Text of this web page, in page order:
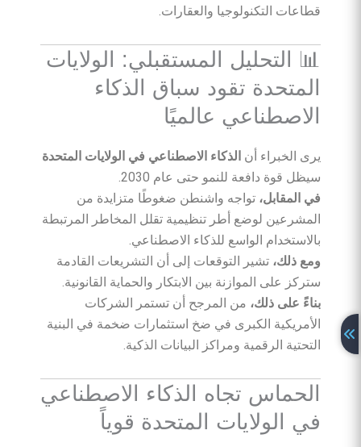
قطاعات التكنولوجيا والعقارات.
📊 التحليل المستقبلي: الولايات
المتحدة تقود سباق الذكاء
الاصطناعي عالميًا
يرى الخبراء أن الذكاء الاصطناعي في الولايات المتحدة
سيظل قوة دافعة للنمو حتى عام 2030.
في المقابل، تواجه واشنطن ضغوطًا متزايدة من
المشرعين لوضع أطر تنظيمية تقلل المخاطر المرتبطة
بالاستخدام الواسع للذكاء الاصطناعي.
ومع ذلك، تشير التوقعات إلى أن التشريعات القادمة
ستركز على الموازنة بين الابتكار والحماية القانونية.
بناءً على ذلك، من المرجح أن تستمر الشركات
الأمريكية الكبرى في ضخ استثمارات ضخمة في البنية
التحتية الرقمية ومراكز البيانات الذكية.
الحماس تجاه الذكاء الاصطناعي
في الولايات المتحدة قوياً